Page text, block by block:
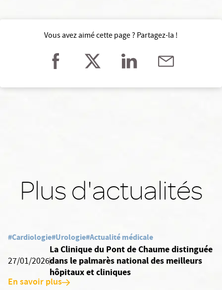
Vous avez aimé cette page ? Partagez-la !
Plus d'actualités
#Cardiologie#Urologie#Actualité médicale
27/01/2026
La Clinique du Pont de Chaume distinguée
dans le palmarès national des meilleurs
hôpitaux et cliniques
En savoir plus